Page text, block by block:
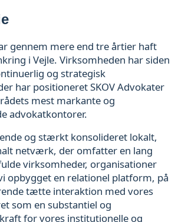
gennem mere end tre årtier haft
i Vejle. Virksomheden har siden
og strategisk
har positioneret SKOV Advokater
mest markante og
advokatkontorer.
og stærkt konsolideret lokalt,
netværk, der omfatter en lang
virksomheder, organisationer
opbygget en relationel platform, på
tætte interaktion med vores
som en substantiel og
for vores institutionelle og